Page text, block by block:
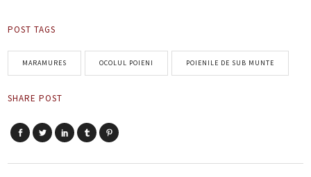
POST TAGS
MARAMURES OCOLUL POIENI POIENILE DE SUB MUNTE
SHARE POST